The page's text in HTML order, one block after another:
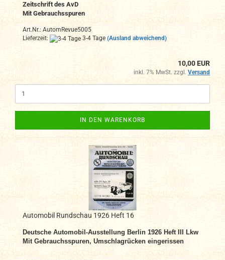
Zeitschrift des AvD
Mit Gebrauchsspuren
Art.Nr.: AutomRevue5005
Lieferzeit:
3-4 Tage (Ausland abweichend)
10,00 EUR
inkl. 7% MwSt. zzgl. Versand
IN DEN WARENKORB
Automobil Rundschau 1926 Heft 16
Deutsche Automobil-Ausstellung Berlin 1926 Heft III Lkw
Mit Gebrauchsspuren, Umschlagrücken eingerissen